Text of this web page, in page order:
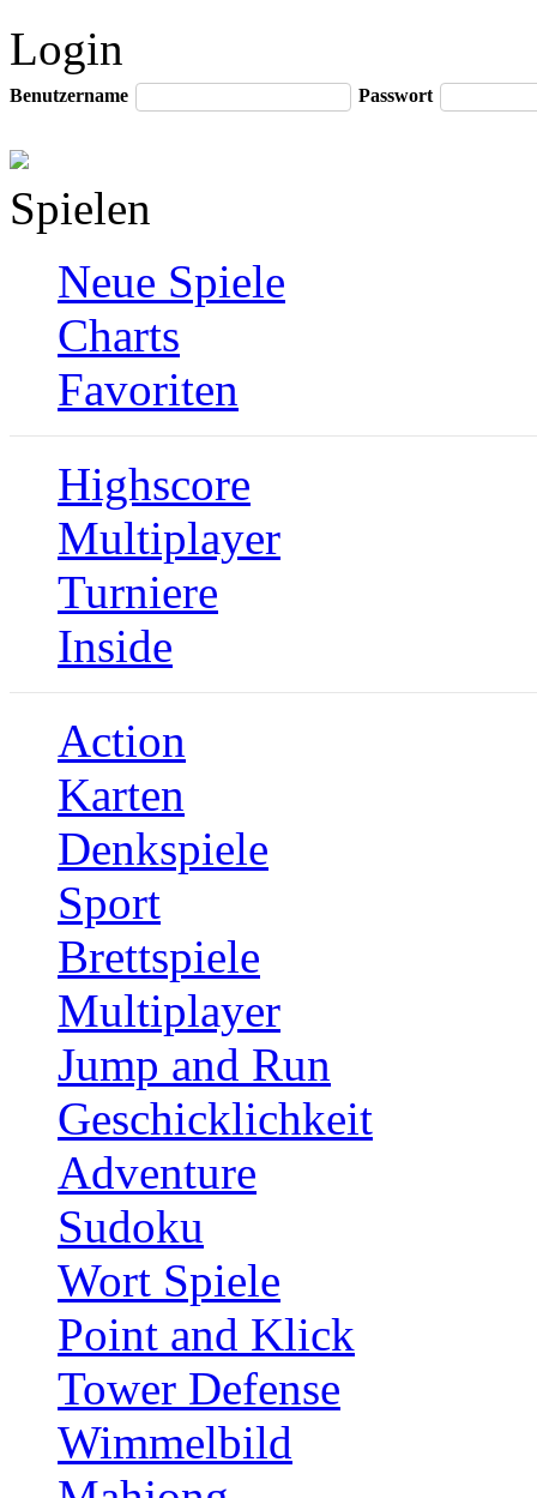
Login
Benutzername Passwort
Spielen
Neue Spiele
Charts
Favoriten
Highscore
Multiplayer
Turniere
Inside
Action
Karten
Denkspiele
Sport
Brettspiele
Multiplayer
Jump and Run
Geschicklichkeit
Adventure
Sudoku
Wort Spiele
Point and Klick
Tower Defense
Wimmelbild